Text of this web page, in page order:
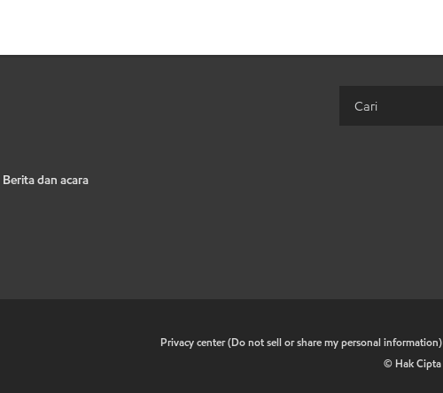
Berita dan acara
Privacy center (Do not sell or share my personal information)
© Hak Cipta